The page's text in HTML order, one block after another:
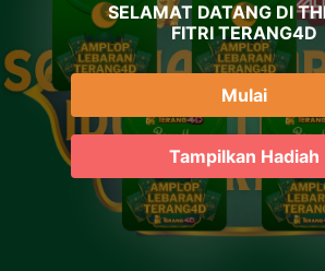
SELAMAT DATANG DI
FITRI TERANG4D
Mulai
Tampilkan Hadiah